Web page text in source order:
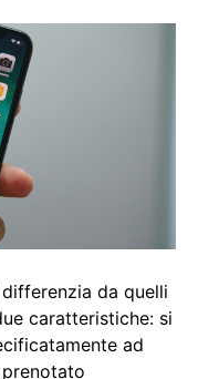
da quelli
caratteristiche: si
ad
prenotato